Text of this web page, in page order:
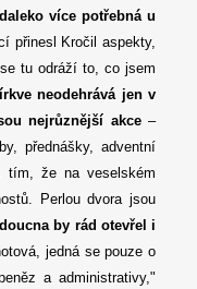
více potřebná u
přinesl Kročil aspekty,
tu odráží to, co jsem
neodehrává jen v
nejrůznější akce–
přednášky, adventní
tím, že na veselském
Perlou dvora jsou
by rád otevřel i
jedná se pouze o
a administrativy,"